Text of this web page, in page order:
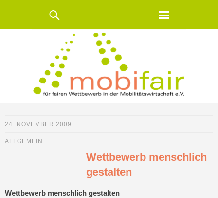
24. NOVEMBER 2009
ALLGEMEIN
Wettbewerb menschlich
gestalten
Wettbewerb menschlich gestalten